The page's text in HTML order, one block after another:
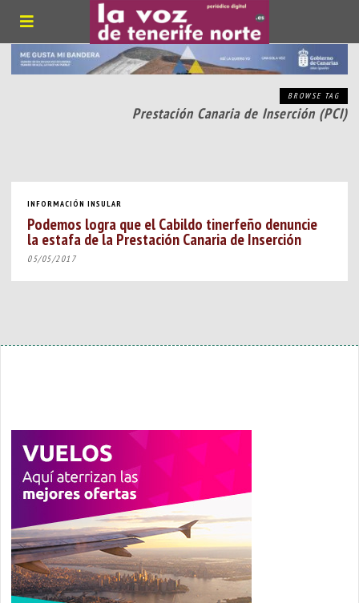
BROWSE TAG
Prestación Canaria de Inserción (PCI)
INFORMACIÓN INSULAR
Podemos logra que el Cabildo tinerfeño denuncie
la estafa de la Prestación Canaria de Inserción
05/05/2017